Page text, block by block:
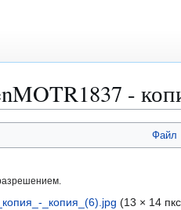
-
Файл
_копия_(6).jpg (13 × 14